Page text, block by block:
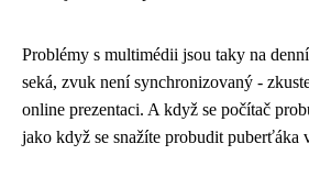
Problémy s multimédii jsou taky na
seká, zvuk není synchronizovaný -
online prezentaci. A když se počítač
jako když se snažíte probudit puberťáka